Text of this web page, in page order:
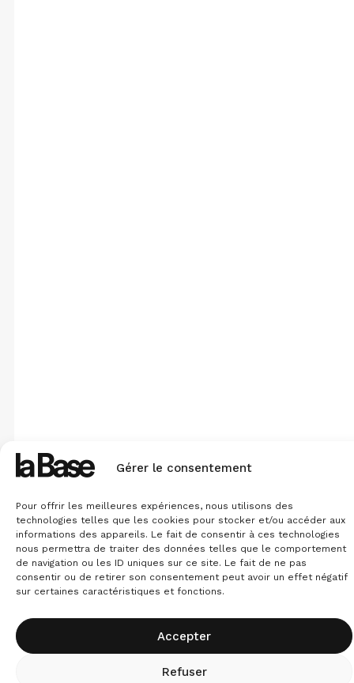
Gérer le consentement
Pour offrir les meilleures expériences, nous utilisons des
technologies telles que les cookies pour stocker et/ou accéder aux
informations des appareils. Le fait de consentir à ces technologies
nous permettra de traiter des données telles que le comportement
de navigation ou les ID uniques sur ce site. Le fait de ne pas
consentir ou de retirer son consentement peut avoir un effet négatif
sur certaines caractéristiques et fonctions.
Accepter
Refuser